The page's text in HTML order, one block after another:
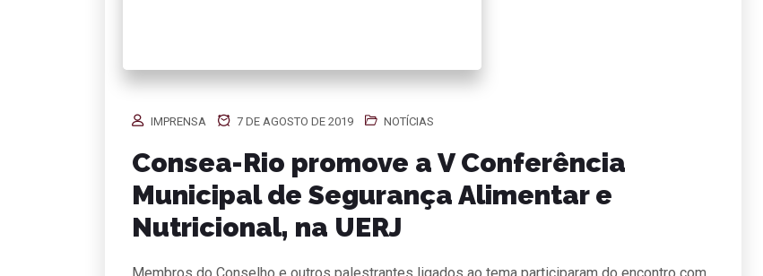
IMPRENSA 7 DE AGOSTO DE 2019 NOTÍCIAS
Consea-Rio promove a V Conferência
Municipal de Segurança Alimentar e
Nutricional, na UERJ